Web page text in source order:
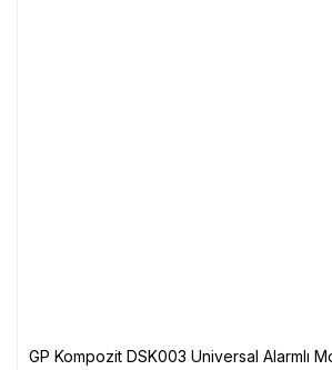
GP Kompozit DSK003 Universal Alarmlı